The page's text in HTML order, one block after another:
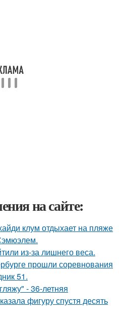
на сайте:
клум отдыхает на пляже
из-за лишнего веса.
прошли соревнования
51.
- 36-летняя
фигуру спустя десять